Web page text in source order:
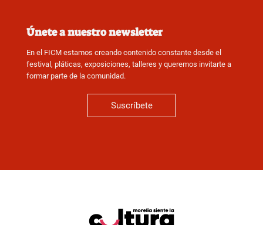
Únete a nuestro newsletter
En el FICM estamos creando contenido constante desde el
festival, pláticas, exposiciones, talleres y queremos invitarte a
formar parte de la comunidad.
Suscríbete